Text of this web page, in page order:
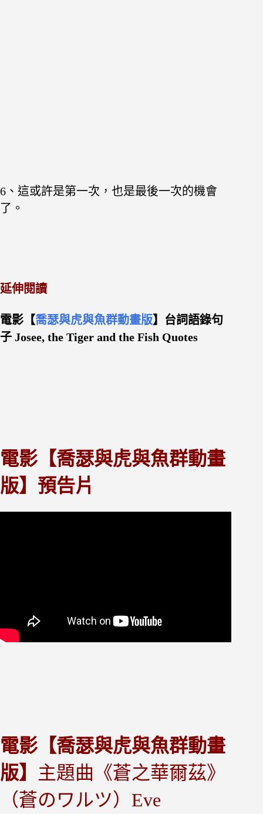
6、這或許是第一次，也是最後一次的機會
了。
延伸閱讀
電影【喬瑟與虎與魚群動畫版】台詞語錄句
子 Josee, the Tiger and the Fish Quotes
電影【喬瑟與虎與魚群動畫
版】預告片
電影【喬瑟與虎與魚群動畫
版】 主題曲《蒼之華爾茲》
（蒼のワルツ）Eve